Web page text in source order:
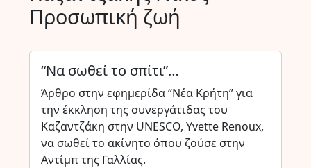
Προσωπική ζωή
“Να σωθεί το σπίτι”…
Άρθρο στην εφημερίδα “Νέα Κρήτη” για
την έκκληση της συνεργάτιδας του
Καζαντζάκη στην UNESCO, Yvette Renoux,
να σωθεί το ακίνητο όπου ζούσε στην
Αντίμπ της Γαλλίας.